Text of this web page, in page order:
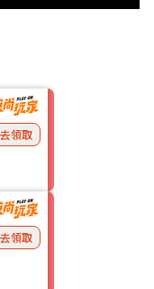
去領取
去領取